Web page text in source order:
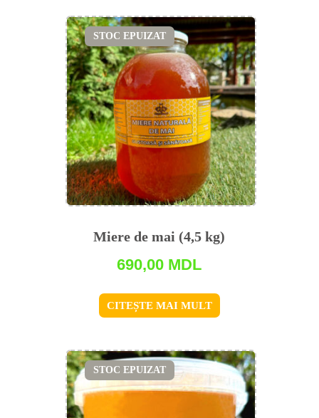
Miere de mai (4,5 kg)
690,00 MDL
CITEȘTE MAI MULT
STOC EPUIZAT
STOC EPUIZAT